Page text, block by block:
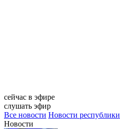
сейчас в эфире
слушать эфир
Все новости Новости республики
Новости